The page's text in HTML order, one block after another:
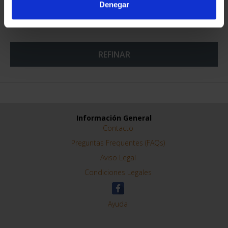
Denegar
REFINAR
Información General
Contacto
Preguntas Frequentes (FAQs)
Aviso Legal
Condiciones Legales
Ayuda